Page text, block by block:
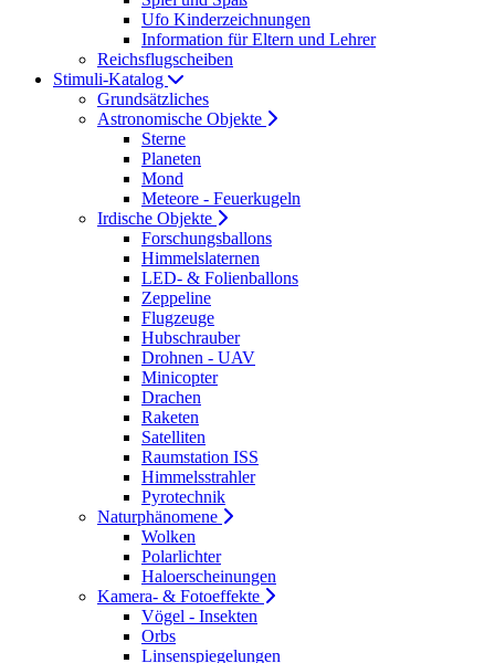
Ufo Kinderzeichnungen
Information für Eltern und Lehrer
Reichsflugscheiben
Stimuli-Katalog
Grundsätzliches
Astronomische Objekte
Sterne
Planeten
Mond
Meteore - Feuerkugeln
Irdische Objekte
Forschungsballons
Himmelslaternen
LED- & Folienballons
Zeppeline
Flugzeuge
Hubschrauber
Drohnen - UAV
Minicopter
Drachen
Raketen
Satelliten
Raumstation ISS
Himmelsstrahler
Pyrotechnik
Naturphänomene
Wolken
Polarlichter
Haloerscheinungen
Kamera- & Fotoeffekte
Vögel - Insekten
Orbs
Linsenspiegelungen